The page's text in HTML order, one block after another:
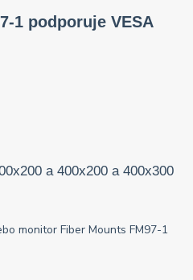
1 podporuje VESA
a 400x200 a 400x300